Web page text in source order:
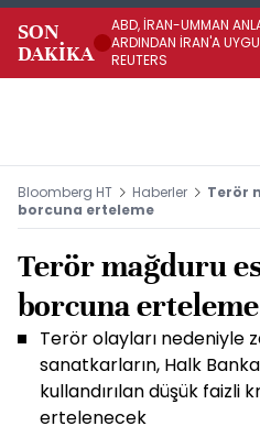
SON
DAKİKA
ABD, İRAN-UMMAN
ARDINDAN İRAN'A
REUTERS
Bloomberg HT Haberler
Terör
borcuna erteleme
Terör mağduru
borcuna erteleme
Terör olayları nedeniyle
sanatkarların, Halk
kullandırılan düşük faizli
ertelenecek